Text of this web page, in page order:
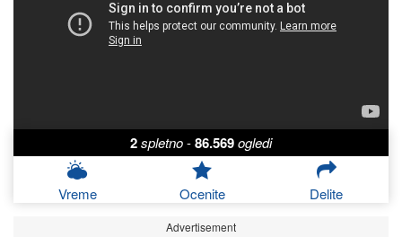
2spletno-86.569ogledi
Vreme Ocenite Delite
Advertisement